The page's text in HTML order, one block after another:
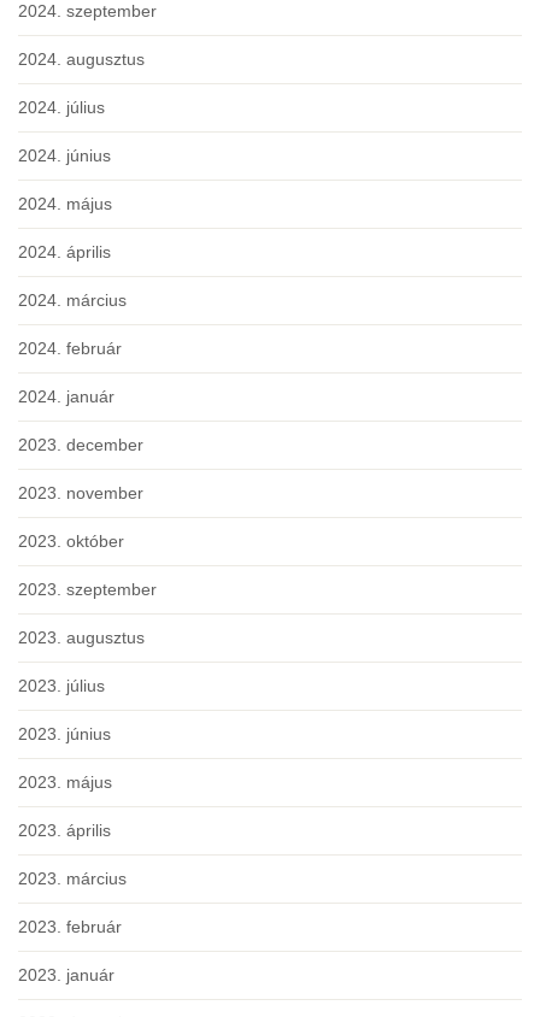
2024. szeptember
2024. augusztus
2024. július
2024. június
2024. május
2024. április
2024. március
2024. február
2024. január
2023. december
2023. november
2023. október
2023. szeptember
2023. augusztus
2023. július
2023. június
2023. május
2023. április
2023. március
2023. február
2023. január